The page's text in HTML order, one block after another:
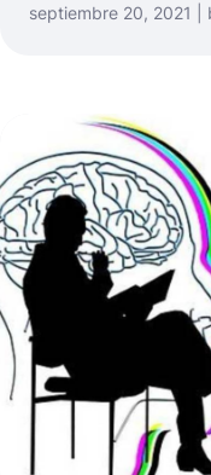
septiembre 20, 2021 |